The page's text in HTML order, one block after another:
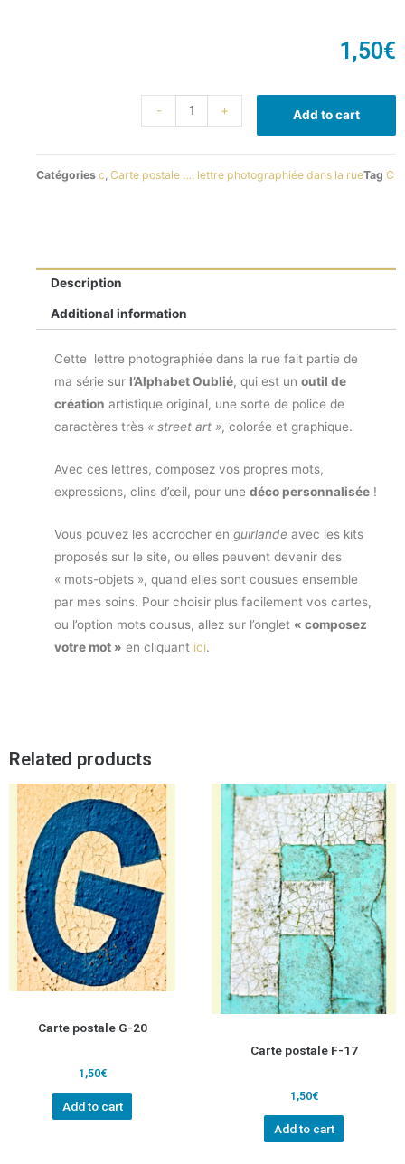
1,50€
- + Add to cart
Catégories c Carte postale …, lettre photographiée dans la rueTag C
Description
Additional information
Cette lettre photographiée dans la rue fait partie de
ma série sur l’Alphabet Oublié, qui est un outil de
création artistique original, une sorte de police de
caractères très « street art », colorée et graphique.
Avec ces lettres, composez vos propres mots,
expressions, clins d’œil, pour une déco personnalisée !
Vous pouvez les accrocher en guirlande avec les kits
proposés sur le site, ou elles peuvent devenir des
« mots-objets », quand elles sont cousues ensemble
par mes soins. Pour choisir plus facilement vos cartes,
ou l’option mots cousus, allez sur l’onglet « composez
votre mot » en cliquant ici.
Related products
Carte postale G-20
1,50€
Add to cart
Carte postale F-17
1,50€
Add to cart